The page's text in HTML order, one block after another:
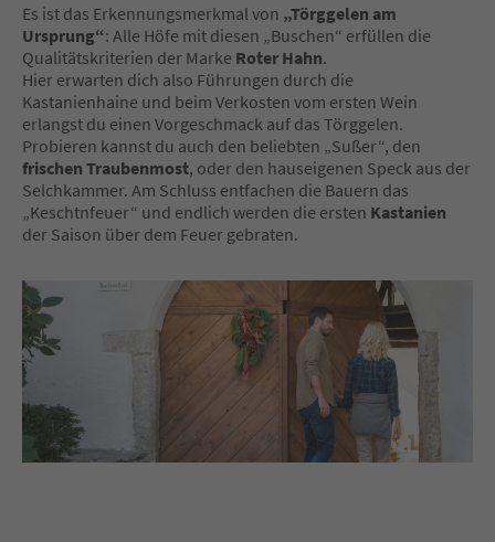
Es ist das Erkennungsmerkmal von „Törggelen am
Ursprung“: Alle Höfe mit diesen „Buschen“ erfüllen die
Qualitätskriterien der Marke Roter Hahn.
Hier erwarten dich also Führungen durch die
Kastanienhaine und beim Verkosten vom ersten Wein
erlangst du einen Vorgeschmack auf das Törggelen.
Probieren kannst du auch den beliebten „Sußer“, den
frischen Traubenmost, oder den hauseigenen Speck aus der
Selchkammer. Am Schluss entfachen die Bauern das
„Keschtnfeuer“ und endlich werden die ersten Kastanien
der Saison über dem Feuer gebraten.